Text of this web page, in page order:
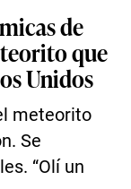
de
que
Unidos
meteorito
Se
“Olí un